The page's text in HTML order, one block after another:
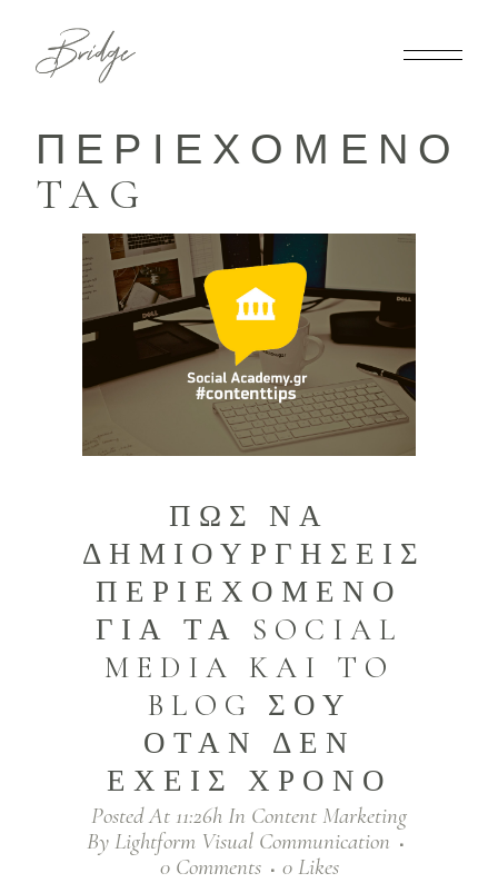
ΠΕΡΙΕΧΌΜΕΝΟ
TAG
ΠΩΣ ΝΑ
ΔΗΜΙΟΥΡΓΗΣΕΙΣ
ΠΕΡΙΕΧΟΜΕΝΟ
ΓΙΑ ΤΑ SOCIAL
MEDIA KAI TO
BLOG ΣΟΥ
ΟΤΑΝ ΔΕΝ
ΕΧΕΙΣ ΧΡΟΝΟ
Posted At 11:26h In Content Marketing
By Lightform Visual Communication
0 Comments
0 Likes